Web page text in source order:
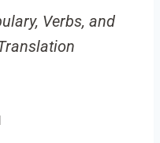
Verbs, and